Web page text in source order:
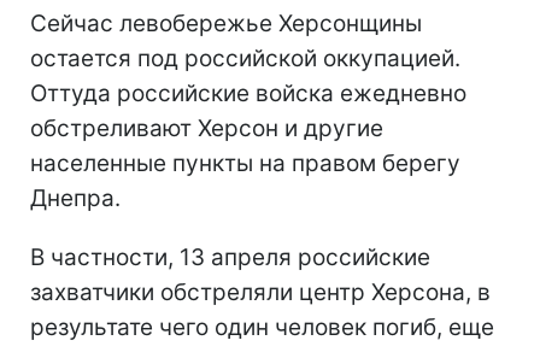
Сейчас левобережье Херсонщины
остается под российской оккупацией.
Оттуда российские войска ежедневно
обстреливают Херсон и другие
населенные пункты на правом берегу
Днепра.
В частности, 13 апреля российские
захватчики обстреляли центр Херсона, в
результате чего один человек погиб, еще